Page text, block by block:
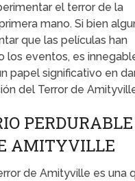
el terror de la
mano. Si bien
que las películas han
los eventos, es
papel significativo en
del Terror de
AMITYVILLE
de Amityville es una